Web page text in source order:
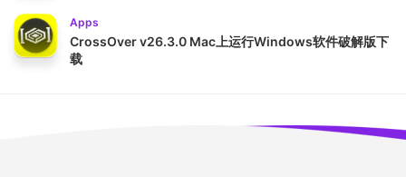
Apps
CrossOver v26.3.0 Mac上运行Windows软件破解版下
载